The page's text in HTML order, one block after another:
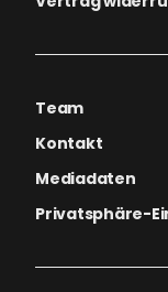
Team
Kontakt
Mediadaten
Privatsphäre-